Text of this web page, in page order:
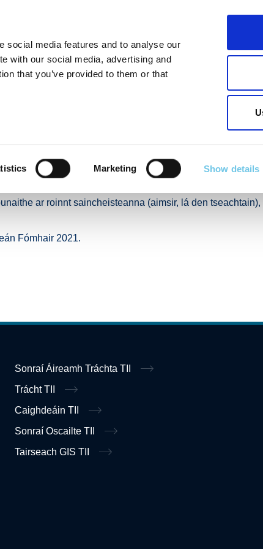
social media features and to analyse our
with our social media, advertising and
that you’ve provided to them or that
Marketing Show details
TAISTEAL GNÍOMHACH IOMPAR POIBLÍ SEIRBHÍSÍ EILE
BIÉ - an 8 Meán Fómhair 2021
ar fud
Fómhair 2021
ar roinnt saincheisteanna (aimsir, lá den
Fómhair 2021.
Sonraí Áireamh Tráchta TII
Trácht TII
Caighdeáin TII
Sonraí Oscailte TII
Tairseach GIS TII